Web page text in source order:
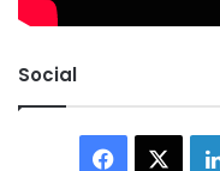
Social
Facebook